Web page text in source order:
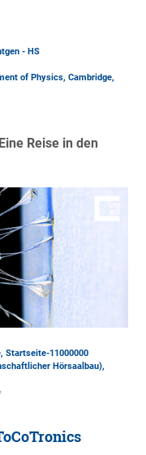
- HS
of Physics, Cambridge,
Reise in den
Startseite-11000000
Hörsaalbau),